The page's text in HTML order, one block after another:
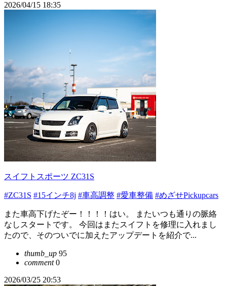
2026/04/15 18:35
スイフトスポーツ ZC31S
#ZC31S #15インチ8j #車高調整 #愛車整備 #めざせPickupcars
また車高下げたぞー！！！！はい。 またいつも通りの脈絡
なしスタートです。 今回はまたスイフトを修理に入れまし
たので、そのついでに加えたアップデートを紹介で...
thumb_up 95
comment0
2026/03/25 20:53